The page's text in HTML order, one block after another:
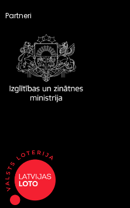
Partneri